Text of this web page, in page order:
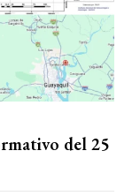
del 25